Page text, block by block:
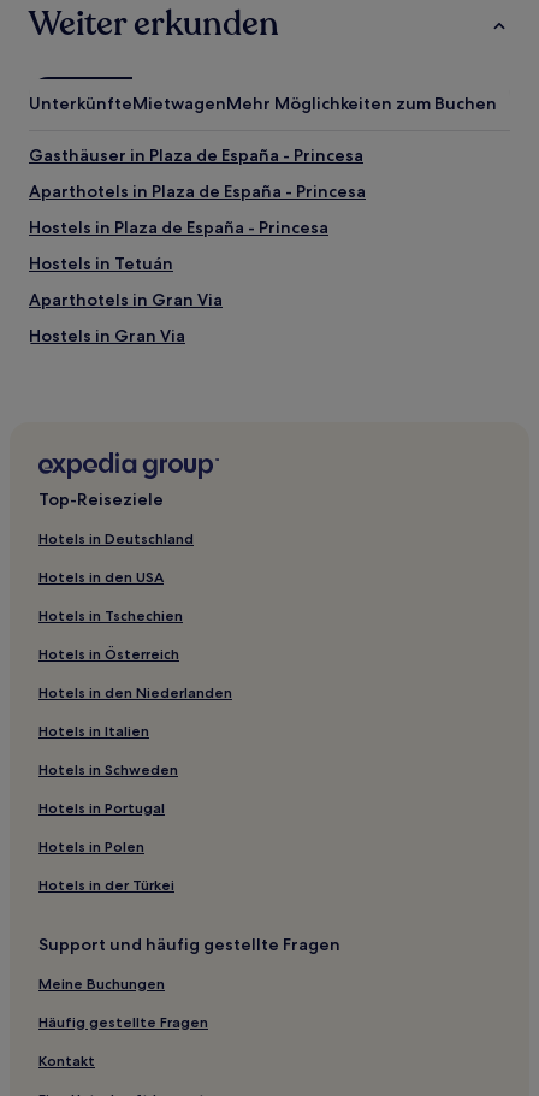
Weiter erkunden
UnterkünfteMietwagenMehr Möglichkeiten zum Buchen
Gasthäuser in Plaza de España - Princesa
Aparthotels in Plaza de España - Princesa
Hostels in Plaza de España - Princesa
Hostels in Tetuán
Aparthotels in Gran Via
Hostels in Gran Via
Gasthäuser in Malasaña
Hotels nahe Cercanías-Bahnhof Madrid-Recoletos
Hotels nahe Metrostation Ventas
Hotels nahe Torre de Madrid
Hotels nahe Calle de la Princesa
Hotels nahe Metrostation Bilbao
Hotels nahe Metrostation Retiro
Hotels nahe Metrostation Pío XII
Hotels nahe Monasterio de las Descalzas Reales
Hotels nahe Krankenhaus Moncloa
Hotels nahe Nationalmuseum Thyssen-Bornemisza
Hotels nahe Metrostation Arturo Soria
Hotels nahe Metrostation Tribunal
Hotels nahe Metrostation Tetuán
Hotels nahe Metrostation Gregorio Marañón
Hotels nahe Movistar Arena
Top-Reiseziele
Hotels in Deutschland
Hotels in den USA
Hotels in Tschechien
Hotels in Österreich
Hotels in den Niederlanden
Hotels in Italien
Hotels in Schweden
Hotels in Portugal
Hotels in Polen
Hotels in der Türkei
Support und häufig gestellte Fragen
Meine Buchungen
Häufig gestellte Fragen
Kontakt